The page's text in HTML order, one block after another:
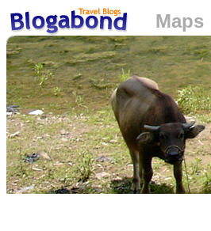
Loading...
+
−
Maps